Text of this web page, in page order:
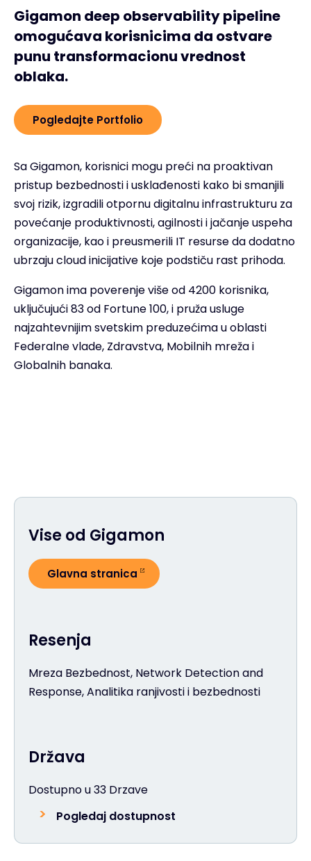
Gigamon deep observability pipeline
omogućava korisnicima da ostvare
punu transformacionu vrednost
oblaka.
Pogledajte Portfolio
Sa Gigamon, korisnici mogu preći na proaktivan
pristup bezbednosti i usklađenosti kako bi smanjili
svoj rizik, izgradili otpornu digitalnu infrastrukturu za
povećanje produktivnosti, agilnosti i jačanje uspeha
organizacije, kao i preusmerili IT resurse da dodatno
ubrzaju cloud inicijative koje podstiču rast prihoda.
Gigamon ima poverenje više od 4200 korisnika,
uključujući 83 od Fortune 100, i pruža usluge
najzahtevnijim svetskim preduzećima u oblasti
Federalne vlade, Zdravstva, Mobilnih mreža i
Globalnih banaka.
Država
Dostupno u 33 Drzave
Pogledaj dostupnost
Resenja
Mreza Bezbednost, Network Detection and
Response, Analitika ranjivosti i bezbednosti
Vise od Gigamon
Glavna stranica